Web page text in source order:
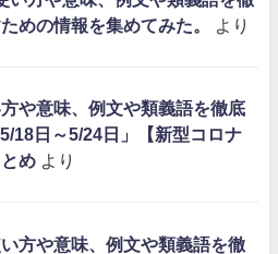
めの情報を集めてみた。
より
や意味、例文や類義語を徹底
18日～5/24日」【新型コロナ
め より
方や意味、例文や類義語を徹